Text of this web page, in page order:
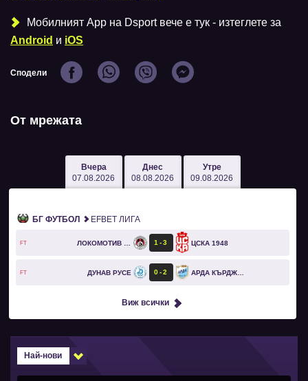
Мобилният Аpp на Dsport вече е тук - изтеглете за
Android и iOS
Сподели
От мрежата
Вчера
07.08.2026
Днес
08.08.2026
Утре
09.08.2026
БГ ФУТБОЛ EFBET ЛИГА
FT 1 3 ЦСКА 1948
FT ДУНАВ РУСЕ 0 2 АРДА КЪРДЖАЛИ
Виж всички
Най-нови